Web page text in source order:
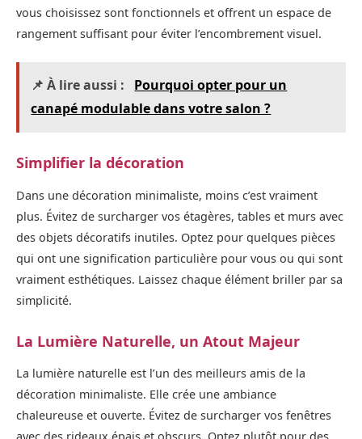
vous choisissez sont fonctionnels et offrent un espace de
rangement suffisant pour éviter l’encombrement visuel.
📌 À lire aussi :
Pourquoi opter pour un
canapé modulable dans votre salon ?
Simplifier la décoration
Dans une décoration minimaliste, moins c’est vraiment
plus. Évitez de surcharger vos étagères, tables et murs avec
des objets décoratifs inutiles. Optez pour quelques pièces
qui ont une signification particulière pour vous ou qui sont
vraiment esthétiques. Laissez chaque élément briller par sa
simplicité.
La Lumière Naturelle, un Atout Majeur
La lumière naturelle est l’un des meilleurs amis de la
décoration minimaliste. Elle crée une ambiance
chaleureuse et ouverte. Évitez de surcharger vos fenêtres